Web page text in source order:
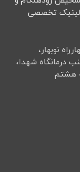
تخصصی
۲۲ بهمن، چهارراه نوبهار،
درمانگاه شهدا،
هشتم